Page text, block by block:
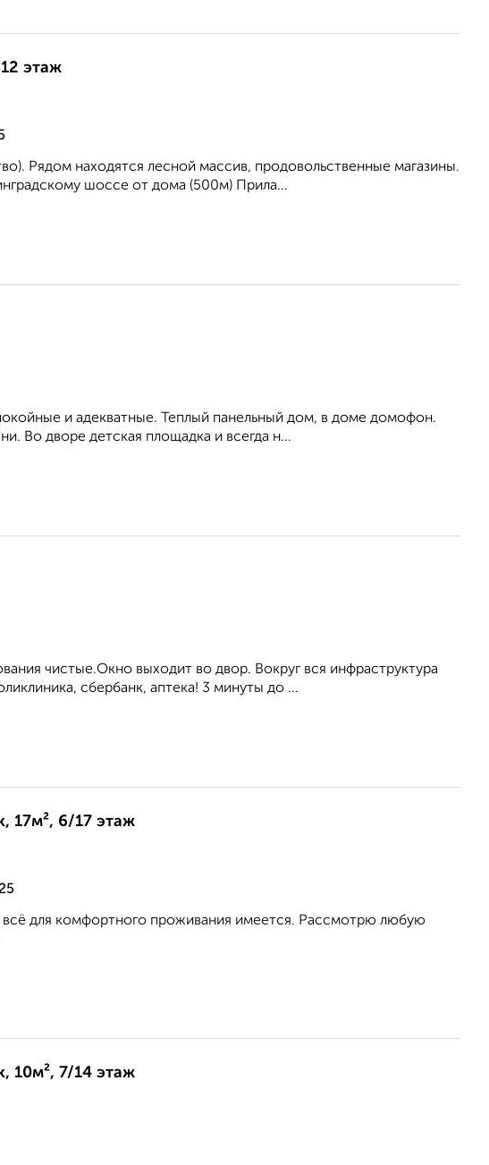
этаж
Рядом находятся лесной массив, продовольственные магазины.
шоссе от дома (500м) Прила...
и адекватные. Теплый панельный дом, в доме домофон.
Во дворе детская площадка и всегда н...
чистые.Окно выходит во двор. Вокруг вся инфраструктура
сбербанк, аптека! 3 минуты до ...
17м², 6/17 этаж
всё для комфортного проживания имеется. Рассмотрю любую
10м², 7/14 этаж